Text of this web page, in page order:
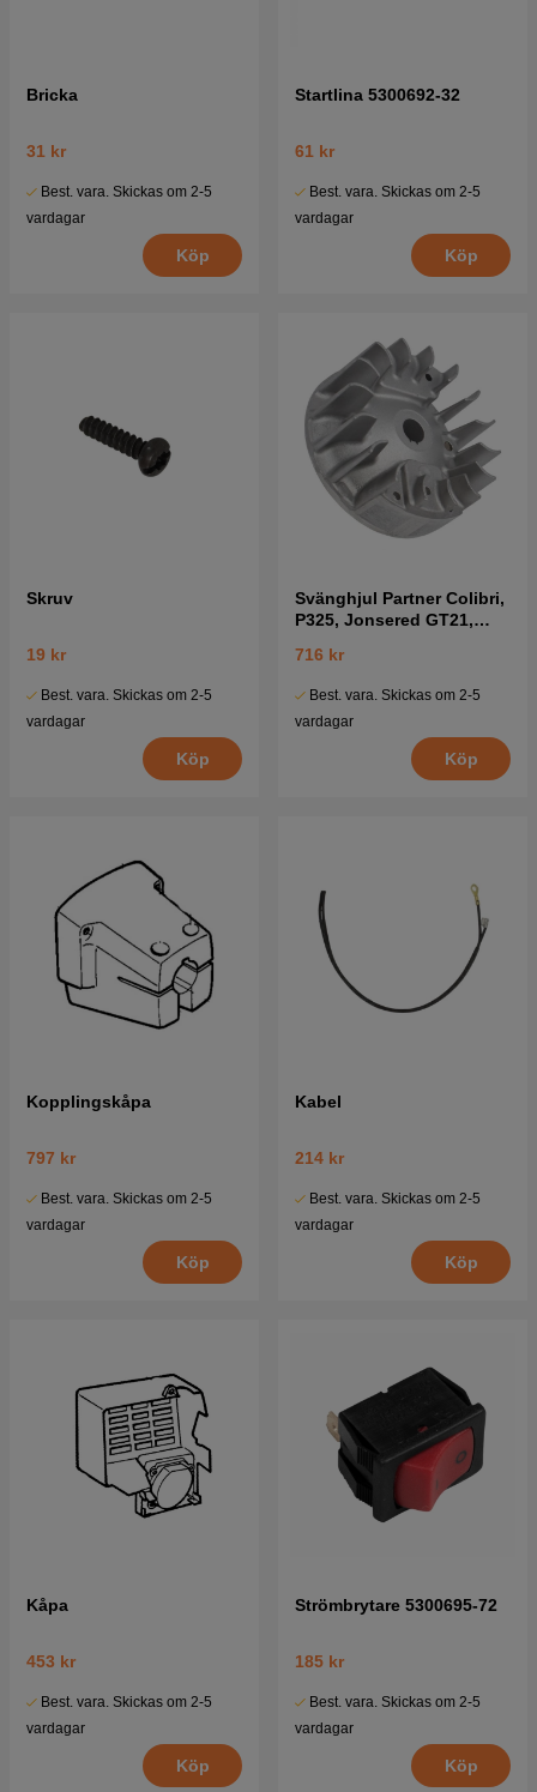
Bricka
31 kr
Best. vara. Skickas om 2-5
vardagar
Köp
Startlina 5300692-32
61 kr
Best. vara. Skickas om 2-5
vardagar
Köp
Skruv
19 kr
Best. vara. Skickas om 2-5
vardagar
Köp
Svänghjul Partner Colibri,
P325, Jonsered GT21,
716 kr
Best. vara. Skickas om 2-5
vardagar
Köp
Kopplingskåpa
797 kr
Best. vara. Skickas om 2-5
vardagar
Köp
Kabel
214 kr
Best. vara. Skickas om 2-5
vardagar
Köp
Kåpa
453 kr
Best. vara. Skickas om 2-5
vardagar
Köp
Strömbrytare 5300695-72
185 kr
Best. vara. Skickas om 2-5
vardagar
Köp